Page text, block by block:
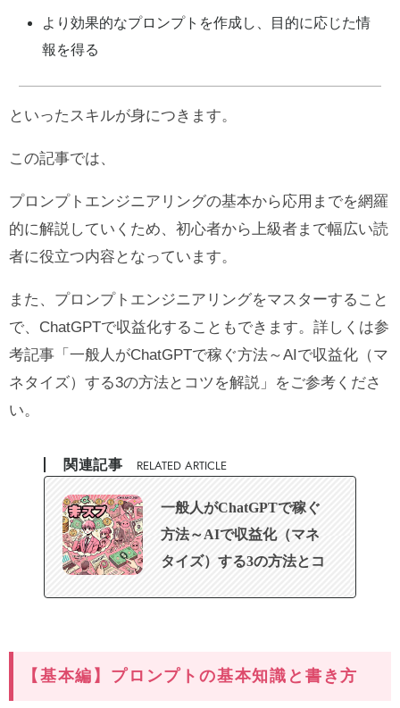
より効果的なプロンプトを作成し、目的に応じた情
報を得る
といったスキルが身につきます。
この記事では、
プロンプトエンジニアリングの基本から応用までを網羅
的に解説していくため、初心者から上級者まで幅広い読
者に役立つ内容となっています。
また、プロンプトエンジニアリングをマスターすること
で、ChatGPTで収益化することもできます。詳しくは参
考記事「 一般人がChatGPTで稼ぐ方法～AIで収益化（マ
ネタイズ）する3の方法とコツを解説 」をご参考くださ
い。
関連記事 RELATED ARTICLE
一般人がChatGPTで稼ぐ
方法～AIで収益化（マネ
タイズ）する3の方法とコ
【基本編】プロンプトの基本知識と書き方